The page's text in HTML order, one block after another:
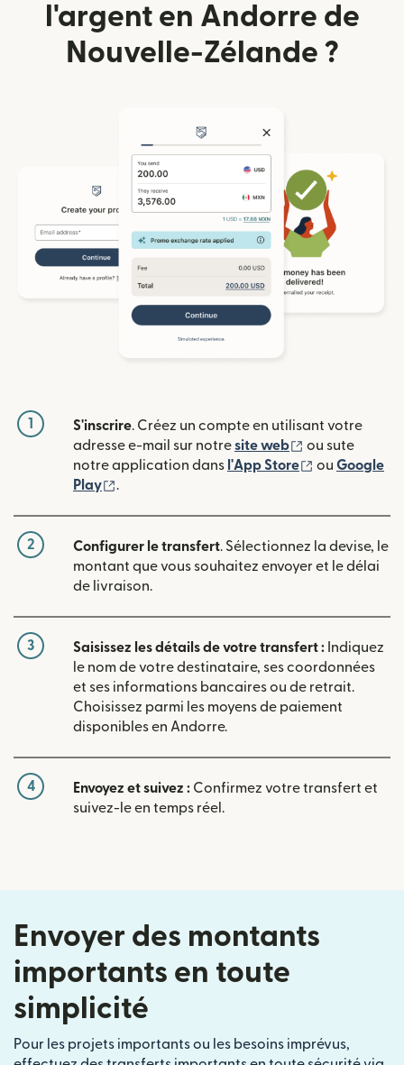
l'argent en Andorre de
Nouvelle-Zélande ?
1 S'inscrire. Créez un compte en utilisant votre
adresse e-mail sur notresite web (s'ouvre dans
ou sute
notre application dans l'App Store (s'ouvre
ou Google
Play
.
2 Configurer le transfert. Sélectionnez la devise, le
montant que vous souhaitez envoyer et le délai
de livraison.
3 Saisissez les détails de votre transfert : Indiquez
le nom de votre destinataire, ses coordonnées
et ses informations bancaires ou de retrait.
Choisissez parmi les moyens de paiement
disponibles en Andorre.
4 Envoyez et suivez : Confirmez votre transfert et
suivez-le en temps réel.
Envoyer des montants
importants en toute
simplicité
Pour les projets importants ou les besoins imprévus,